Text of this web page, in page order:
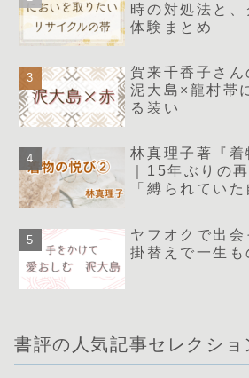
時の対処法と
体験まとめ
賀来千香子さん
泥大島×龍村帯
る装い
林真理子著『
｜15年ぶりの
「縛られていた
ヤフオクで出会
掛替えで一生も
書評の人気記事セレクショ